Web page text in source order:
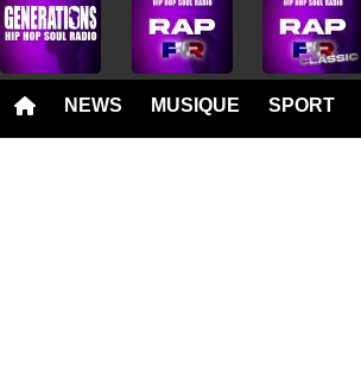
NEWS MUSIQUE SPORT